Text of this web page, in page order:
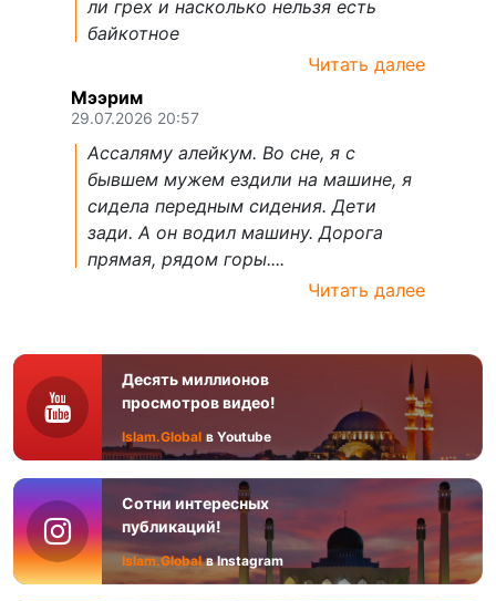
ли грех и насколько нельзя есть
байкотное
Читать далее
Мээрим
29.07.2026 20:57
Ассаляму алейкум. Во сне, я с
бывшем мужем ездили на машине, я
сидела передным сидения. Дети
зади. А он водил машину. Дорога
прямая, рядом горы....
Читать далее
Десять миллионов
просмотров видео!
Islam.Global в Youtube
Сотни интересных
публикаций!
Islam.Global в Instagram